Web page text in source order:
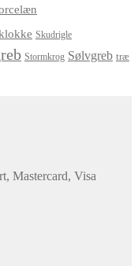
Skudrigle
Stormkrog Sølvgreb træ